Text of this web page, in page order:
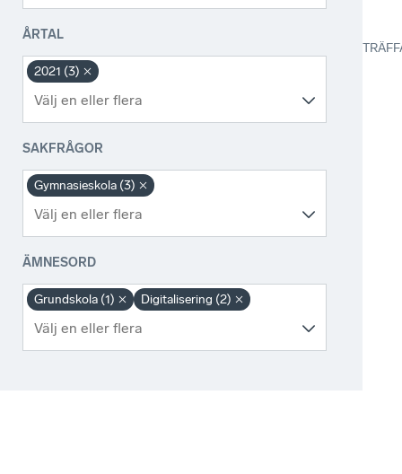
ÅRTAL
2021 (3)
SAKFRÅGOR
Gymnasieskola (3)
ÄMNESORD
Grundskola (1) Digitalisering (2)